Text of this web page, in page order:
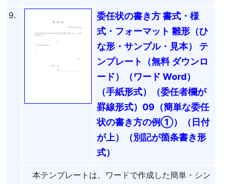
9.
委任状の書き方 書式・様
式・フォーマット 雛形（ひ
な形・サンプル・見本） テ
ンプレート（無料 ダウンロ
ード）（ワード Word）
（手紙形式）（委任者欄が
罫線形式）09（簡単な委任
状の書き方の例①）（日付
が上）（別記が箇条書き形
式）
本テンプレートは、ワードで作成した簡単・シン